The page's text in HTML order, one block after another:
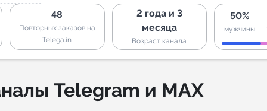
48
Повторных заказов на
Telega.in
2 года и 3
месяца
Возраст канала
50%
мужчины
Telegram и MAX